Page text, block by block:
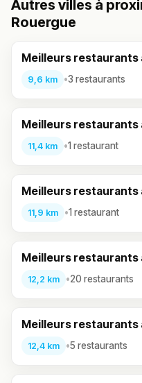
Autres villes à
Rouergue
Meilleurs restaurants
9,6 km •3 restaurants
Meilleurs restaurants
11,4 km •1 restaurant
Meilleurs restaurants
11,9 km •1 restaurant
Meilleurs restaurants
12,2 km •20 restaurants
Meilleurs restaurants
12,4 km •5 restaurants